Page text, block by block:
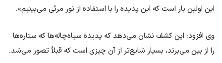
این اولین بار است که این پدیده را با استفاده از نور مرئی می‌بینیم».
وی افزود: این کشف نشان می‌دهد که پدیده سیاه‌چاله‌ها که ستاره‌ها
را از بین می‌برند، بسیار شایع‌تر از آن چیزی است که قبلاً تصور می‌شد.